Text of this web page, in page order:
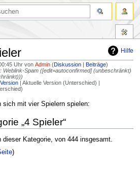
Hilfe
Uhr vonAdmin (Diskussion Beiträge)
Weblink-Spam ([edit=autoconfirmed] (unbeschränkt)
| Aktuelle Version (Unterschied) |
sich mit vier Spielern spielen:
„4 Spieler“
Kategorie, von 444 insgesamt.
)